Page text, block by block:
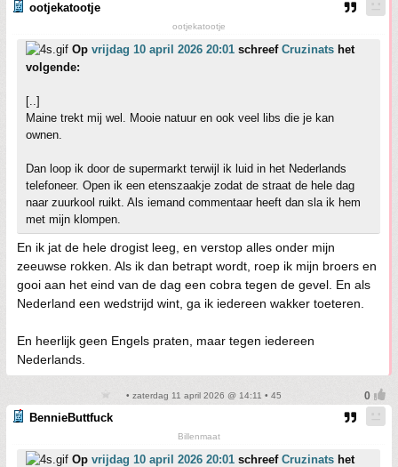
ootjekatootje
ootjekatootje
Op vrijdag 10 april 2026 20:01 schreef Cruzinats het
volgende:
[..]
Maine trekt mij wel. Mooie natuur en ook veel libs die je kan
ownen.
Dan loop ik door de supermarkt terwijl ik luid in het Nederlands
telefoneer. Open ik een etenszaakje zodat de straat de hele dag
naar zuurkool ruikt. Als iemand commentaar heeft dan sla ik hem
met mijn klompen.
En ik jat de hele drogist leeg, en verstop alles onder mijn
zeeuwse rokken. Als ik dan betrapt wordt, roep ik mijn broers en
gooi aan het eind van de dag een cobra tegen de gevel. En als
Nederland een wedstrijd wint, ga ik iedereen wakker toeteren.
En heerlijk geen Engels praten, maar tegen iedereen
Nederlands.
• zaterdag 11 april 2026 @ 14:11 • 45
BennieButtfuck
Billenmaat
Op vrijdag 10 april 2026 20:01 schreef Cruzinats het